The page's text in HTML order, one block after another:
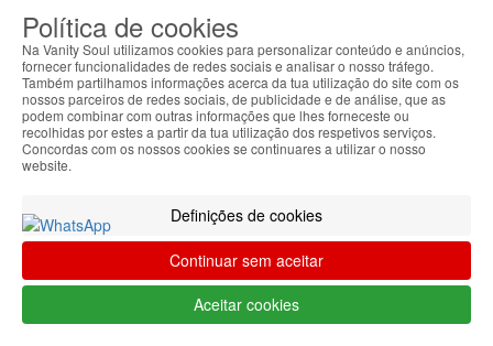
Salud
Natural
Ver
todos
Ámbar
Articulaciones
Músculos
Bienestar
Diario
Política de cookies
Na Vanity Soul utilizamos cookies para personalizar conteúdo e anúncios,
fornecer funcionalidades de redes sociais e analisar o nosso tráfego.
Também partilhamos informações acerca da tua utilização do site com os
nossos parceiros de redes sociais, de publicidade e de análise, que as
podem combinar com outras informações que lhes forneceste ou
recolhidas por estes a partir da tua utilização dos respetivos serviços.
Concordas com os nossos cookies se continuares a utilizar o nosso
website.
Definições de cookies
Continuar sem aceitar
Aceitar cookies